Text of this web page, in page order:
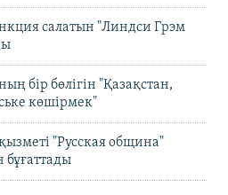
салатын "Линдси Грэм
бір бөлігін "Қазақстан,
көшірмек"
"Русская община"